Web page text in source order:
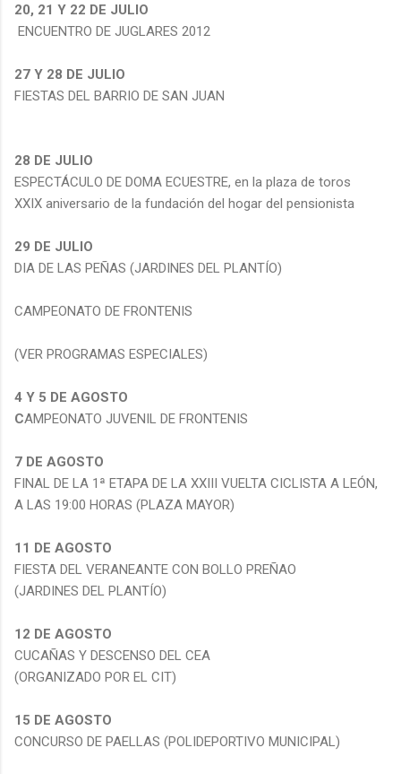
20, 21 Y 22 DE JULIO
ENCUENTRO DE JUGLARES 2012
27 Y 28 DE JULIO
FIESTAS DEL BARRIO DE SAN JUAN
28 DE JULIO
ESPECTÁCULO DE DOMA ECUESTRE, en la plaza de toros
XXIX aniversario de la fundación del hogar del pensionista
29 DE JULIO
DIA DE LAS PEÑAS (JARDINES DEL PLANTÍO)
CAMPEONATO DE FRONTENIS
(VER PROGRAMAS ESPECIALES)
4 Y 5 DE AGOSTO
CAMPEONATO JUVENIL DE FRONTENIS
7 DE AGOSTO
FINAL DE LA 1ª ETAPA DE LA XXIII VUELTA CICLISTA A LEÓN,
A LAS 19:00 HORAS (PLAZA MAYOR)
11 DE AGOSTO
FIESTA DEL VERANEANTE CON BOLLO PREÑAO
(JARDINES DEL PLANTÍO)
12 DE AGOSTO
CUCAÑAS Y DESCENSO DEL CEA
(ORGANIZADO POR EL CIT)
15 DE AGOSTO
CONCURSO DE PAELLAS (POLIDEPORTIVO MUNICIPAL)